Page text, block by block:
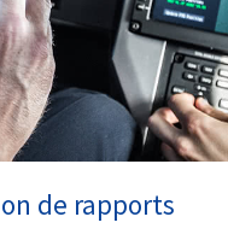
de rapports